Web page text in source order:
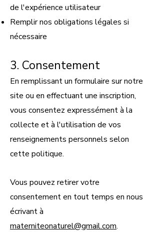
de l'expérience utilisateur
Remplir nos obligations légales si
nécessaire
3. Consentement
En remplissant un formulaire sur notre
site ou en effectuant une inscription,
vous consentez expressément à la
collecte et à l'utilisation de vos
renseignements personnels selon
cette politique.
Vous pouvez retirer votre
consentement en tout temps en nous
écrivant à
materniteonaturel@gmail.com.